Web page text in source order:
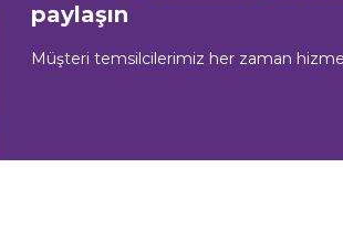
paylaşın
Müşteri temsilcilerimiz her zaman